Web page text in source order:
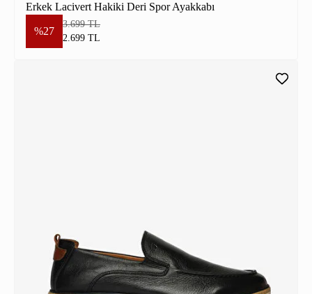
Erkek Lacivert Hakiki Deri Spor Ayakkabı
%27
3.699 TL
2.699 TL